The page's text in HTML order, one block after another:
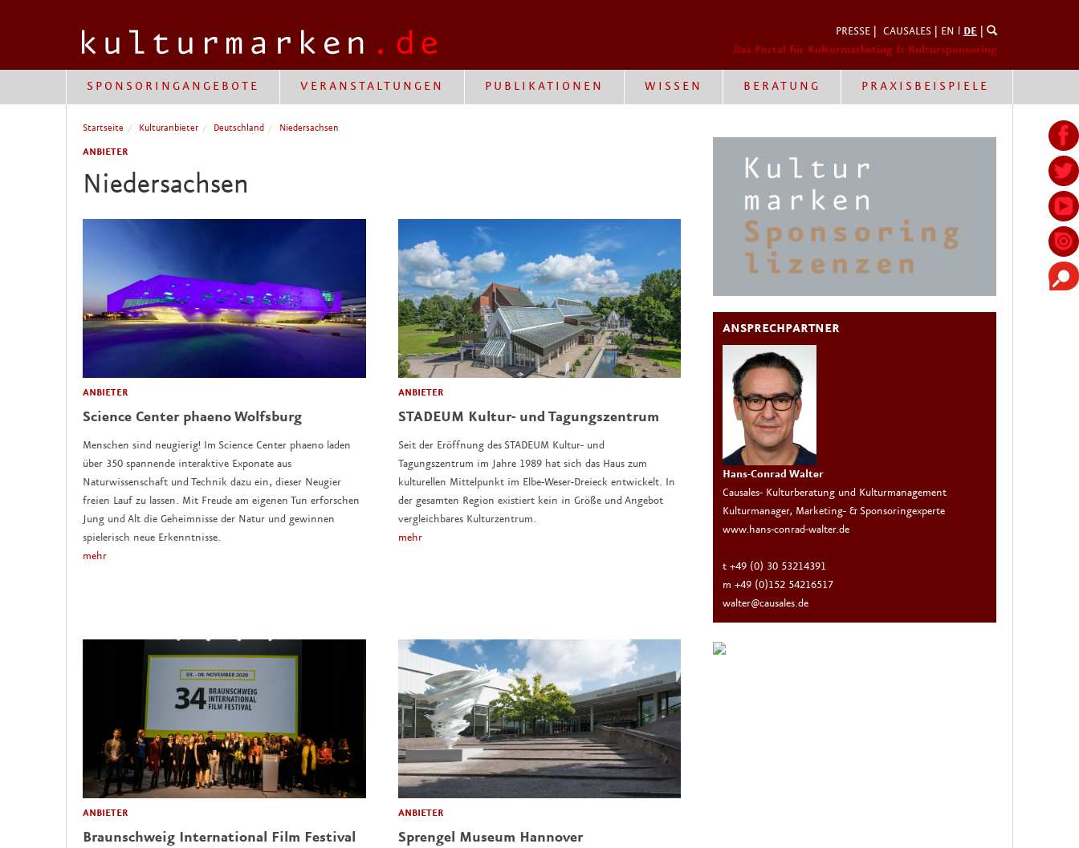
PRESSE CAUSALES EN DE
Das Portal für Kulturmarketing & Kultursponsoring
SPONSORINGANGEBOTE VERANSTALTUNGEN PUBLIKATIONEN WISSEN BERATUNG PRAXISBEISPIELE
Startseite Kulturanbieter Deutschland Niedersachsen
ANBIETER
Niedersachsen
ANBIETER
Science Center phaeno Wolfsburg
Menschen sind neugierig! Im Science Center phaeno laden
über 350 spannende interaktive Exponate aus
Naturwissenschaft und Technik dazu ein, dieser Neugier
freien Lauf zu lassen. Mit Freude am eigenen Tun erforschen
Jung und Alt die Geheimnisse der Natur und gewinnen
spielerisch neue Erkenntnisse.
mehr
ANBIETER
STADEUM Kultur- und Tagungszentrum
Seit der Eröffnung des STADEUM Kultur- und
Tagungszentrum im Jahre 1989 hat sich das Haus zum
kulturellen Mittelpunkt im Elbe-Weser-Dreieck entwickelt. In
der gesamten Region existiert kein in Größe und Angebot
vergleichbares Kulturzentrum.
mehr
ANBIETER
Braunschweig International Film Festival
ANBIETER
Sprengel Museum Hannover
ANSPRECHPARTNER
Hans-Conrad Walter
Causales- Kulturberatung und Kulturmanagement
Kulturmanager, Marketing- & Sponsoringexperte
www.hans-conrad-walter.de
t +49 (0) 30 53214391
m +49 (0)152 54216517
walter@causales.de